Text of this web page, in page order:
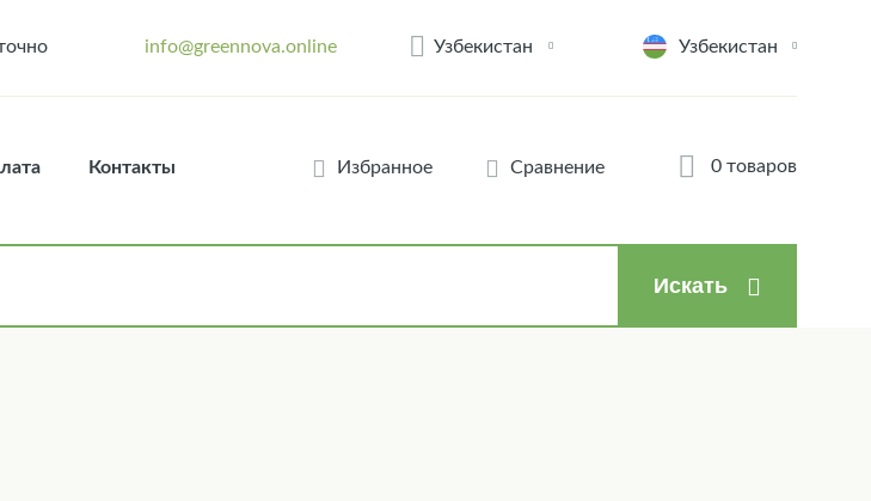
info@greennova.online Узбекистан Узбекистан
Контакты Избранное Сравнение 0 товаров
Искать